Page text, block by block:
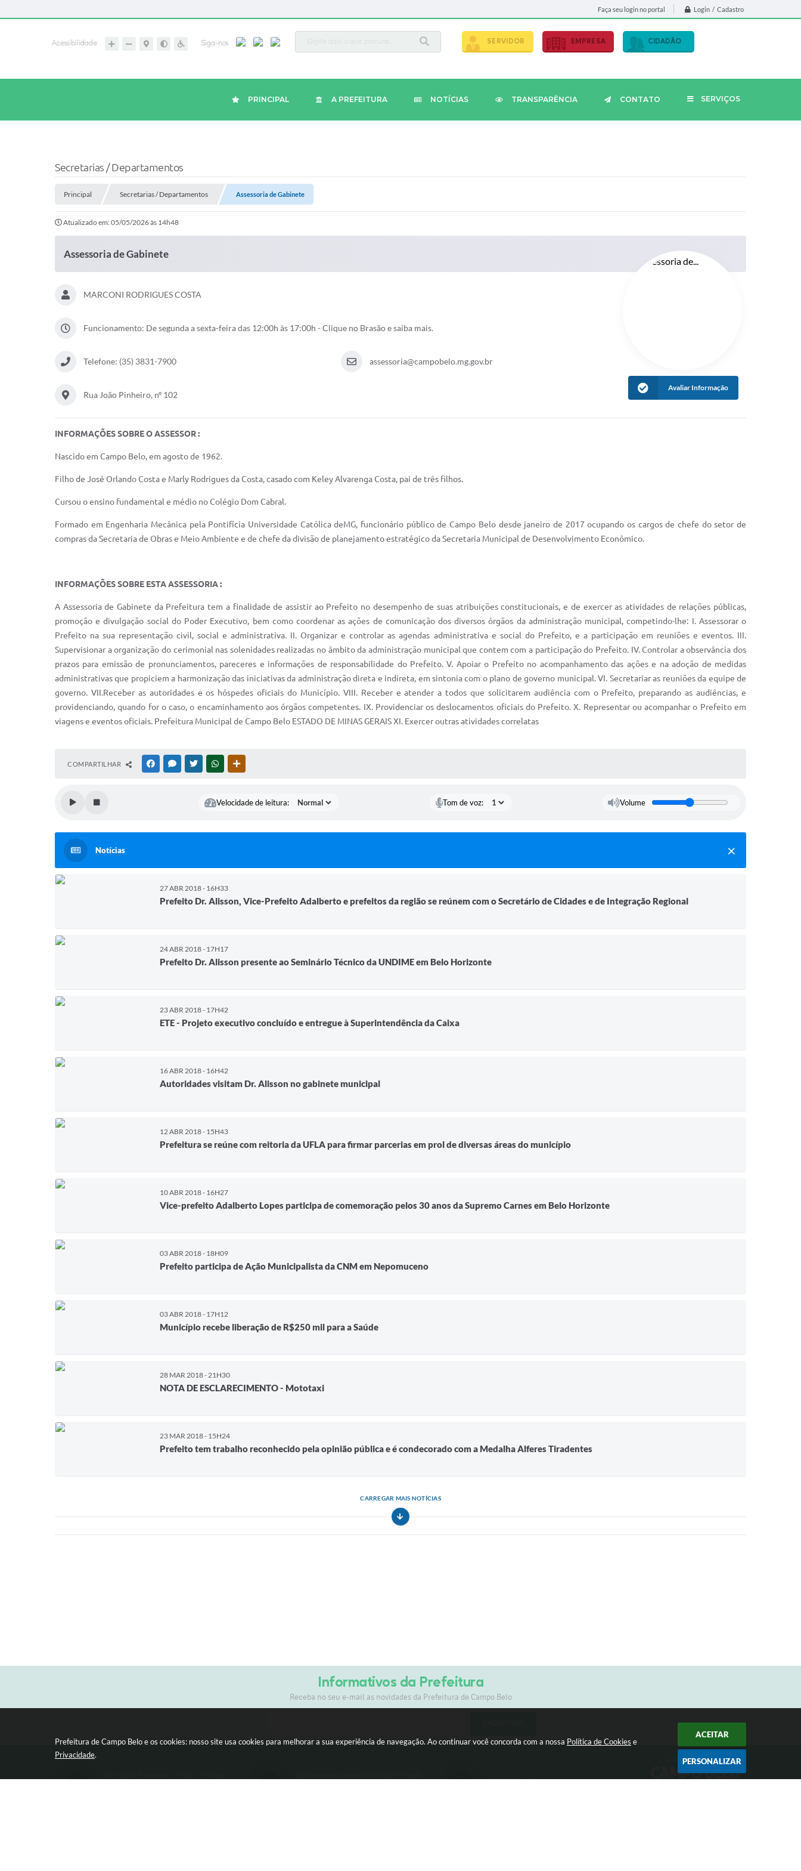
Prefeitura de Campo Belo e os cookies: nosso site usa cookies para melhorar a sua experiência de navegação. Ao continuar você concorda com a nossa Política de Cookies e
Privacidade.
ACEITAR
PERSONALIZAR
Faça seu login no portal Login / Cadastro
Acessibilidade Siga-nos SERVIDOR EMPRESA CIDADÃO
PRINCIPAL A PREFEITURA NOTÍCIAS TRANSPARÊNCIA CONTATO SERVIÇOS
Secretarias / Departamentos
Principal Secretarias / Departamentos Assessoria de Gabinete
Atualizado em: 05/05/2026 às 14h48
Assessoria de Gabinete
MARCONI RODRIGUES COSTA
Funcionamento: De segunda a sexta-feira das 12:00h às 17:00h - Clique no Brasão e saiba mais.
Telefone: (35) 3831-7900 assessoria@campobelo.mg.gov.br
Rua João Pinheiro, nº 102
Avaliar Informação
INFORMAÇÕES SOBRE O ASSESSOR :
Nascido em Campo Belo, em agosto de 1962.
Filho de José Orlando Costa e Marly Rodrigues da Costa, casado com Keley Alvarenga Costa, pai de três filhos.
Cursou o ensino fundamental e médio no Colégio Dom Cabral.
Formado em Engenharia Mecânica pela Pontifícia Universidade Católica deMG, funcionário público de Campo Belo desde janeiro de 2017 ocupando os cargos de chefe do setor de
compras da Secretaria de Obras e Meio Ambiente e de chefe da divisão de planejamento estratégico da Secretaria Municipal de Desenvolvimento Econômico.
INFORMAÇÕES SOBRE ESTA ASSESSORIA :
A Assessoria de Gabinete da Prefeitura tem a finalidade de assistir ao Prefeito no desempenho de suas atribuições constitucionais, e de exercer as atividades de relações públicas,
promoção e divulgação social do Poder Executivo, bem como coordenar as ações de comunicação dos diversos órgãos da administração municipal, competindo-lhe: I. Assessorar o
Prefeito na sua representação civil, social e administrativa. II. Organizar e controlar as agendas administrativa e social do Prefeito, e a participação em reuniões e eventos. III.
Supervisionar a organização do cerimonial nas solenidades realizadas no âmbito da administração municipal que contem com a participação do Prefeito. IV. Controlar a observância dos
prazos para emissão de pronunciamentos, pareceres e informações de responsabilidade do Prefeito. V. Apoiar o Prefeito no acompanhamento das ações e na adoção de medidas
administrativas que propiciem a harmonização das iniciativas da administração direta e indireta, em sintonia com o plano de governo municipal. VI. Secretariar as reuniões da equipe de
governo. VII.Receber as autoridades e os hóspedes oficiais do Município. VIII. Receber e atender a todos que solicitarem audiência com o Prefeito, preparando as audiências, e
providenciando, quando for o caso, o encaminhamento aos órgãos competentes. IX. Providenciar os deslocamentos oficiais do Prefeito. X. Representar ou acompanhar o Prefeito em
viagens e eventos oficiais. Prefeitura Municipal de Campo Belo ESTADO DE MINAS GERAIS XI. Exercer outras atividades correlatas
COMPARTILHAR FACEBOOKMESSENGER
TWITTERWHATSAPP
Velocidade de leitura: Tom de voz: Volume
Notícias
27 ABR 2018 - 16H33
Prefeito Dr. Alisson, Vice-Prefeito Adalberto e prefeitos da região se reúnem com o Secretário de Cidades e de Integração Regional
24 ABR 2018 - 17H17
Prefeito Dr. Alisson presente ao Seminário Técnico da UNDIME em Belo Horizonte
23 ABR 2018 - 17H42
ETE - Projeto executivo concluído e entregue à Superintendência da Caixa
16 ABR 2018 - 16H42
Autoridades visitam Dr. Alisson no gabinete municipal
12 ABR 2018 - 15H43
Prefeitura se reúne com reitoria da UFLA para firmar parcerias em prol de diversas áreas do município
10 ABR 2018 - 16H27
Vice-prefeito Adalberto Lopes participa de comemoração pelos 30 anos da Supremo Carnes em Belo Horizonte
03 ABR 2018 - 18H09
Prefeito participa de Ação Municipalista da CNM em Nepomuceno
03 ABR 2018 - 17H12
Município recebe liberação de R$250 mil para a Saúde
28 MAR 2018 - 21H30
NOTA DE ESCLARECIMENTO - Mototaxi
23 MAR 2018 - 15H24
Prefeito tem trabalho reconhecido pela opinião pública e é condecorado com a Medalha Alferes Tiradentes
CARREGAR MAIS NOTÍCIAS
Informativos da Prefeitura
Receba no seu e-mail as novidades da Prefeitura de Campo Belo
0800 030 1033